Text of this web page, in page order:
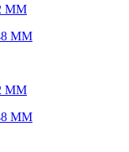
ММ
ММ
ММ
ММ